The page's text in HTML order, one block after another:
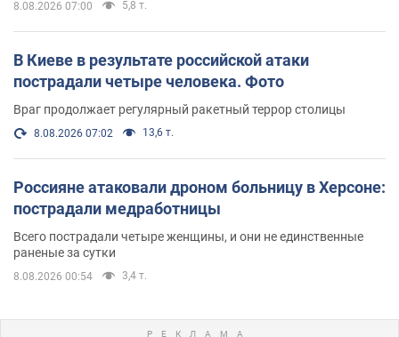
8.08.2026 07:00 5,8 т.
В Киеве в результате российской атаки
пострадали четыре человека. Фото
Враг продолжает регулярный ракетный террор столицы
8.08.2026 07:02 13,6 т.
Россияне атаковали дроном больницу в Херсоне:
пострадали медработницы
Всего пострадали четыре женщины, и они не единственные
раненые за сутки
8.08.2026 00:54 3,4 т.